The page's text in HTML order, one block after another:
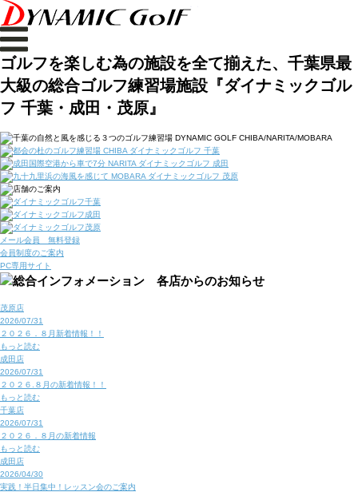
ゴルフを楽しむ為の施設を全て揃えた、千葉県最
大級の総合ゴルフ練習場施設『ダイナミックゴル
フ 千葉・成田・茂原』
メール会員 無料登録
会員制度のご案内
PC専用サイト
茂原店
2026/07/31
２０２６．８月新着情報！！
もっと読む
成田店
2026/07/31
２０２６.８月の新着情報！！
もっと読む
千葉店
2026/07/31
２０２６．８月の新着情報
もっと読む
成田店
2026/04/30
実践！半日集中！レッスン会のご案内